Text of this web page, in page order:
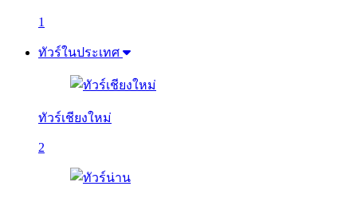
1
ทัวร์ในประเทศ
ทัวร์เชียงใหม่
2